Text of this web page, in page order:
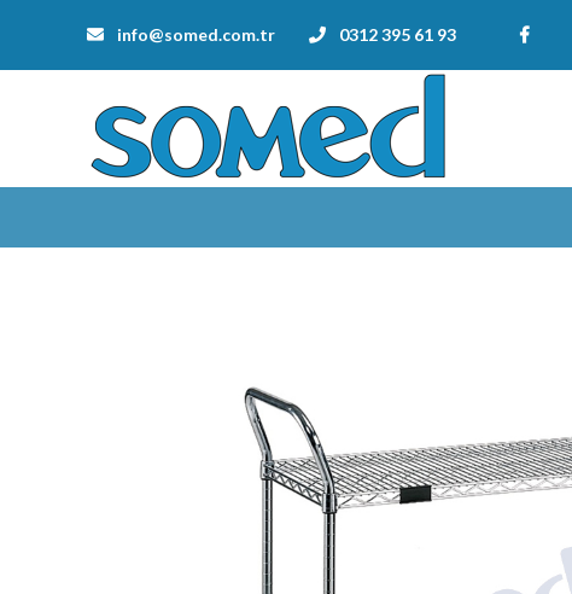
info@somed.com.tr 0312 395 61 93